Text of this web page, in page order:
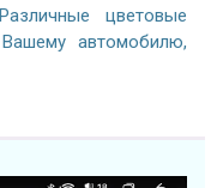
цветовые
автомобилю,